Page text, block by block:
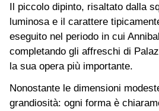
Il piccolo dipinto, risaltato dalla
luminosa e il carattere
eseguito nel periodo in cui
completando gli affreschi di
la sua opera più importante.
Nonostante le dimensioni
grandiosità: ogni forma è